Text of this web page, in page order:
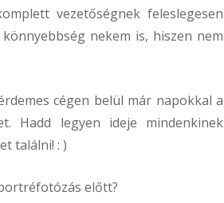
vezetőségnek feleslegesen
nekem is, hiszen nem
cégen belül már napokkal a
Hadd legyen ideje mindenkinek
találni! : )
előtt?